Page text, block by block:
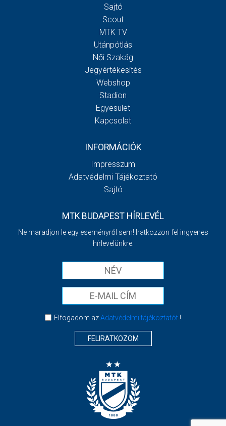
Sajtó
Scout
MTK TV
Utánpótlás
Női Szakág
Jegyértékesítés
Webshop
Stadion
Egyesület
Kapcsolat
INFORMÁCIÓK
Impresszum
Adatvédelmi Tájékoztató
Sajtó
MTK BUDAPEST HÍRLEVÉL
Ne maradjon le egy eseményről sem! Iratkozzon fel ingyenes
hírlevelünkre:
Elfogadom azAdatvédelmi tájékoztatót!
FELIRATKOZOM